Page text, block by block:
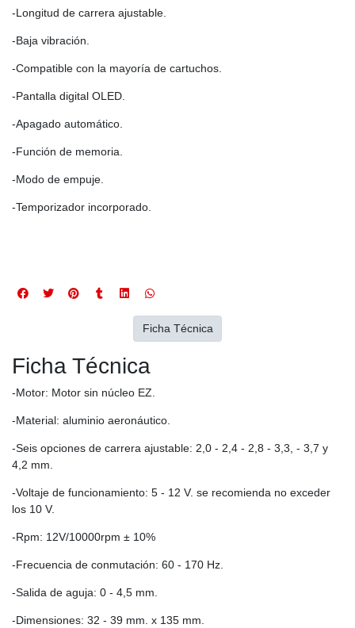
-Longitud de carrera ajustable.
-Baja vibración.
-Compatible con la mayoría de cartuchos.
-Pantalla digital OLED.
-Apagado automático.
-Función de memoria.
-Modo de empuje.
-Temporizador incorporado.
Ficha Técnica
-Motor: Motor sin núcleo EZ.
-Material: aluminio aeronáutico.
-Seis opciones de carrera ajustable: 2,0 - 2,4 - 2,8 - 3,3, - 3,7 y
4,2 mm.
-Voltaje de funcionamiento: 5 - 12 V. se recomienda no exceder
los 10 V.
-Rpm: 12V/10000rpm ± 10%
-Frecuencia de conmutación: 60 - 170 Hz.
-Salida de aguja: 0 - 4,5 mm.
-Dimensiones: 32 - 39 mm. x 135 mm.
Ficha Técnica